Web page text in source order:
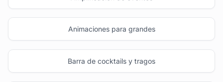
Animaciones para grandes
Barra de cocktails y tragos